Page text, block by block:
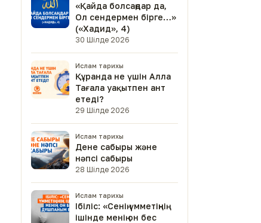
«Қайда болсаңдар да,
Ол сендермен бірге…»
(«Хадид», 4)
30 Шілде 2026
Ислам тарихы
Құранда не үшін Алла
Тағала уақытпен ант
етеді?
29 Шілде 2026
Ислам тарихы
Дене сабыры және
нәпсі сабыры
28 Шілде 2026
Ислам тарихы
Ібіліс: «Сенің үмметіңнің
ішінде менің он бес